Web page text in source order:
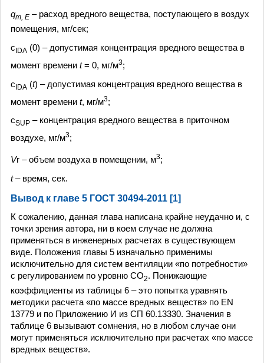
qm, E – расход вредного вещества, поступающего в воздух
помещения, мг/сек;
сIDA (0) – допустимая концентрация вредного вещества в
момент времени t= 0, мг/м3;
сIDA (t) – допустимая концентрация вредного вещества в
момент времени t, мг/м3;
cSUP – концентрация вредного вещества в приточном
воздухе, мг/м3;
Vr – объем воздуха в помещении, м3;
t– время, сек.
Вывод к главе 5 ГОСТ 30494-2011 [1]
К сожалению, данная глава написана крайне неудачно и, с
точки зрения автора, ни в коем случае не должна
применяться в инженерных расчетах в существующем
виде. Положения главы 5 изначально применимы
исключительно для систем вентиляции «по потребности»
с регулированием по уровню СО2. Понижающие
коэффициенты из таблицы 6 – это попытка уравнять
методики расчета «по массе вредных веществ» по EN
13779 и по Приложению И из СП 60.13330. Значения в
таблице 6 вызывают сомнения, но в любом случае они
могут применяться исключительно при расчетах «по массе
вредных веществ».